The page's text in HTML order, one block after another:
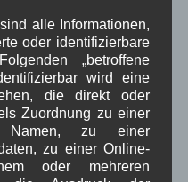
Sammlung von
schadstoffhaltigen
Abfällen aus
Haushaltungen.
von 08:30 Uhr bis
Wallgau.
alle Informationen,
oder identifizierbare
„betroffene
wird eine
die direkt oder
Zuordnung zu einer
Namen, zu einer
zu einer Online-
oder mehreren